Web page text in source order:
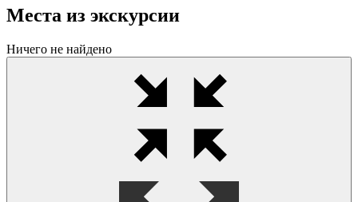
Места из экскурсии
Ничего не найдено